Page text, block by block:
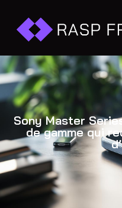
Sony Master
de gamme qui